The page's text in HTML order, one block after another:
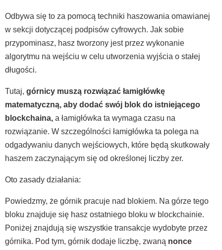
Odbywa się to za pomocą techniki haszowania omawianej
w sekcji dotyczącej podpisów cyfrowych. Jak sobie
przypominasz, hasz tworzony jest przez wykonanie
algorytmu na wejściu w celu utworzenia wyjścia o stałej
długości.
Tutaj, górnicy muszą rozwiązać łamigłówkę
matematyczną, aby dodać swój blok do istniejącego
blockchaina, a łamigłówka ta wymaga czasu na
rozwiązanie. W szczególności łamigłówka ta polega na
odgadywaniu danych wejściowych, które będą skutkowały
haszem zaczynającym się od określonej liczby zer.
Oto zasady działania:
Powiedzmy, że górnik pracuje nad blokiem. Na górze tego
bloku znajduje się hasz ostatniego bloku w blockchainie.
Poniżej znajdują się wszystkie transakcje wydobyte przez
górnika. Pod tym, górnik dodaje liczbę, zwaną nonce